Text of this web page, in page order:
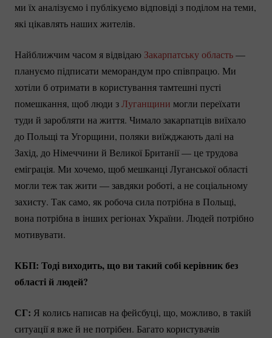
ми їх аналізуємо і публікуємо відповіді з поділом на теми,
які цікавлять наших жителів.
Найближчим часом я відвідаю Закарпатську область—
плануємо підписати меморандум про співпрацю. Ми
хотіли б отримати в користування тамтешні пусті
помешкання, щоб люди зЛуганщини могли переїхати
туди й заробляти на життя. Чимало закарпатців виїхало
до Польщі та Угорщини, поляки виїжджають далі на
Захід, до Німеччини й Великої Британії — це трудова
еміграція. Ми хочемо, щоб мешканці Луганської області
могли теж так жити — завдяки роботі, а не соціальному
захисту. Так само, як робоча сила потрібна в Польщі,
вона потрібна в інших регіонах України. Людей потрібно
мотивувати.
КБП: Тоді виходить, що ви такий собі керівник без
області й людей?
СГ: Я колись написав на фейсбуці, що, можливо, в такій
ситуації я вже й не потрібен. Багато користувачів